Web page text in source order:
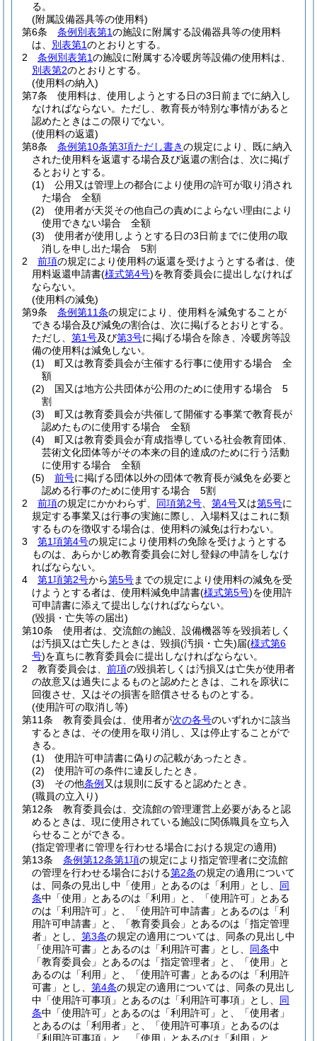
る。
(附属設備器具等の使用料)
第6条
条例別表第1の施設に附属する設備器具等の使用料
は、 別表第1のとおりとする。
2
条例別表第1の施設に附属する冷暖房等設備の使用料は、
別表第2のとおりとする。
(使用料の納入)
第7条
使用料は、使用しようとする日の3日前までに納入し
なければならない。 ただし、教育長が特別な事情があると
認めたときはこの限りでない。
(使用料の返還)
第8条
条例第10条第3項ただし書きの規定により、既に納入
された使用料を返還する場合及び返還の割合は、次に掲げ
るとおりとする。
(1)
公用又は管理上の都合により使用の許可が取り消され
た場合 全額
(2)
使用者が天災その他自己の責めによらない理由により
使用できない場合 全額
(3)
使用者が使用しようとする日の3日前までに使用の取
消しを申し出た場合 5割
2
前項の規定により使用料の返還を受けようとする者は、使
用料返還申請書(様式第4号)を教育委員会に提出しなければ
ならない。
(使用料の減免)
第9条
条例第11条の規定により、使用料を減免することが
できる場合及び減免の割合は、次に掲げるとおりとする。
ただし、 第1号及び第3号に掲げる場合を除き、冷暖房等設
備の使用料は減免しない。
(1)
町又は教育委員会が主催する行事に使用する場合 全
額
(2)
国又は地方公共団体が公用のために使用する場合 5
割
(3)
町又は教育委員会が共催して開催する事業で教育長が
認めたものに使用する場合 全額
(4)
町又は教育委員会が育成指導している社会教育団体、
芸術文化団体等がその本来の目的達成のために行う活動
に使用する場合 全額
(5)
前号に掲げる団体以外の団体で教育長が減免を必要と
認める行事のために使用する場合 5割
2
前項の規定にかかわらず、 同項第2号 第4号又は第5号に
規定する事業又は行事の実施に際し、入場料又はこれに類
するものを徴収する場合は、使用料の減免は行わない。
3
第1項第4号の規定により使用料の免除を受けようとする
ものは、あらかじめ教育委員会に対し登録の申請をしなけ
ればならない。
4
第1項第2号から第5号までの規定により使用料の減免を受
けようとする者は、使用料減免申請書(様式第5号)を使用許
可申請書に添えて提出しなければならない。
(毀損・亡失等の届出)
第10条
使用者は、交流館の施設、設備機器等を毀損若しく
は汚損又は亡失したときは、毀損(汚損・亡失)届(様式第6
号)を直ちに教育委員会に提出しなければならない。
2
教育委員会は、 前項の毀損若しくは汚損又は亡失が使用者
の故意又は過失によるものと認めたときは、これを原状に
回復させ、又はその損害を賠償させるものとする。
(使用許可の取消し等)
第11条
教育委員会は、使用者が次の各号のいずれかに該当
するときは、その使用を取り消し、又は停止することがで
きる。
(1)
使用許可申請書に偽りの記載があったとき。
(2)
使用許可の条件に違反したとき。
(3)
その他条例 又は規則に反すると認めたとき。
(職員の立入り)
第12条
教育委員会は、交流館の管理運営上必要があると認
めるときは、現に使用されている施設に関係職員を立ち入
らせることができる。
(指定管理者に管理を行わせる場合における規定の適用)
第13条
条例第12条第1項の規定により指定管理者に交流館
の管理を行わせる場合における第2条の規定の適用について
は、同条の見出し中「使用」とあるのは「利用」とし、 同
条中「使用」とあるのは「利用」と、「使用許可」とある
のは「利用許可」と、「使用許可申請書」とあるのは「利
用許可申請書」と、「教育委員会」とあるのは「指定管理
者」とし、 第3条の規定の適用については、同条の見出し中
「使用許可書」とあるのは「利用許可書」とし、 同条中
「教育委員会」とあるのは「指定管理者」と、「使用」と
あるのは「利用」と、「使用許可書」とあるのは「利用許
可書」とし、 第4条の規定の適用については、同条の見出し
中「使用許可事項」とあるのは「利用許可事項」とし、 同
条中「使用許可」とあるのは「利用許可」と、「使用者」
とあるのは「利用者」と、「使用許可事項」とあるのは
「利用許可事項」と、「使用」とあるのは「利用」と、